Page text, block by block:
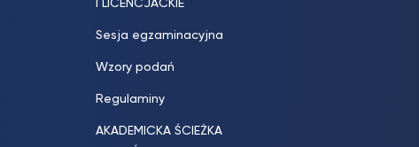
I LICENCJACKIE
Sesja egzaminacyjna
Wzory podań
Regulaminy
AKADEMICKA ŚCIEŻKA